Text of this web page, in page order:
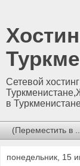
Сетевой
в
понедельник, 15